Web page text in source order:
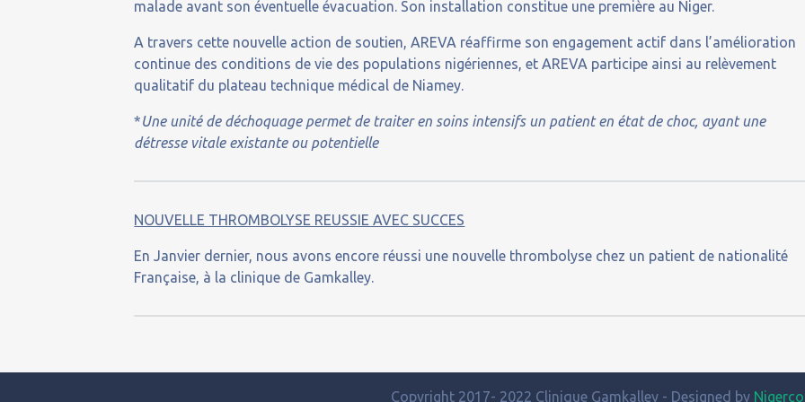
malade avant son éventuelle évacuation. Son installation constitue une première au Niger.
A travers cette nouvelle action de soutien, AREVA réaffirme son engagement actif dans l’amélioration
continue des conditions de vie des populations nigériennes, et AREVA participe ainsi au relèvement
qualitatif du plateau technique médical de Niamey.
*Une unité de déchoquage permet de traiter en soins intensifs un patient en état de choc, ayant une
détresse vitale existante ou potentielle
NOUVELLE THROMBOLYSE REUSSIE AVEC SUCCES
En Janvier dernier, nous avons encore réussi une nouvelle thrombolyse chez un patient de nationalité
Française, à la clinique de Gamkalley.
Copyright 2017- 2022 Clinique Gamkalley - Designed by